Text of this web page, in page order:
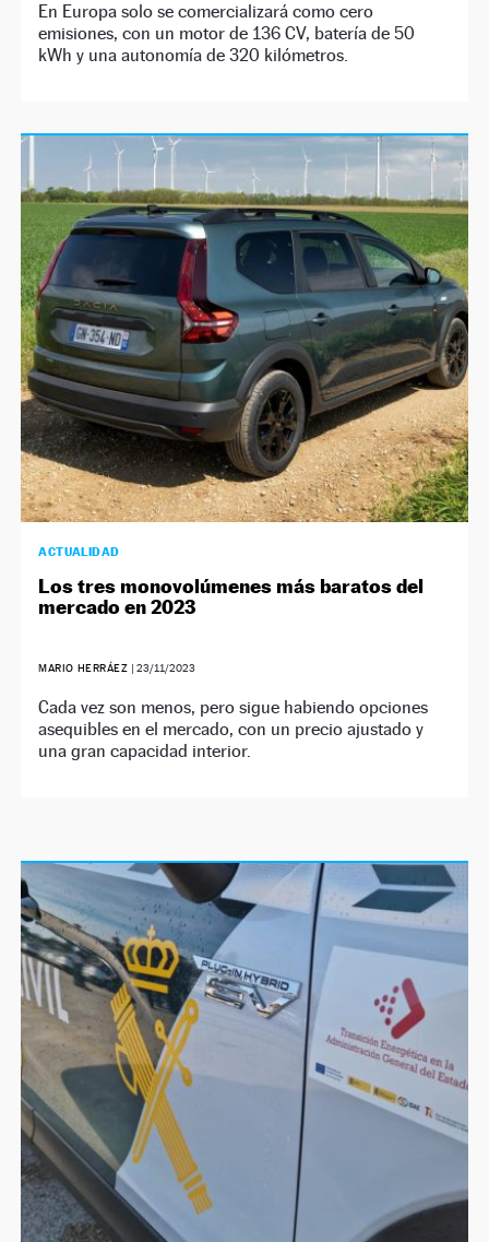
En Europa solo se comercializará como cero
emisiones, con un motor de 136 CV, batería de 50
kWh y una autonomía de 320 kilómetros.
ACTUALIDAD
Los tres monovolúmenes más baratos del
mercado en 2023
MARIO HERRÁEZ | 23/11/2023
Cada vez son menos, pero sigue habiendo opciones
asequibles en el mercado, con un precio ajustado y
una gran capacidad interior.